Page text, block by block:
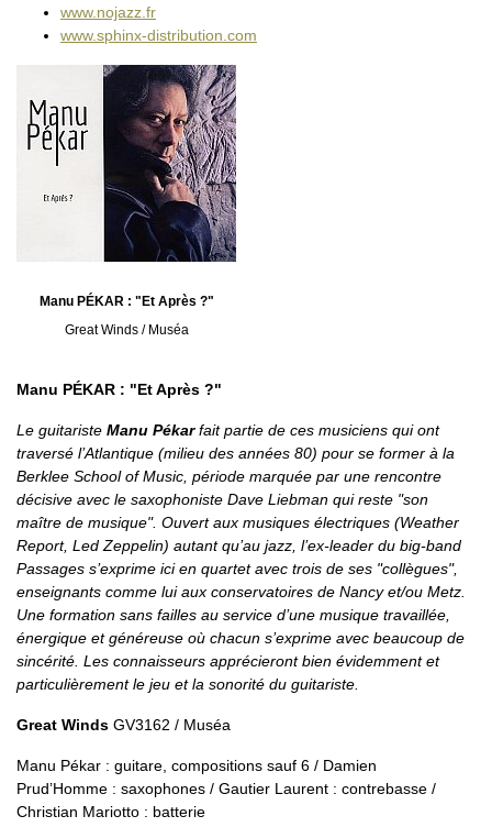
www.nojazz.fr
www.sphinx-distribution.com
Manu PÉKAR : "Et Après ?"
Great Winds / Muséa
Manu PÉKAR : "Et Après ?"
Le guitariste Manu Pékarfait partie de ces musiciens qui ont
traversé l’Atlantique (milieu des années 80) pour se former à la
Berklee School of Music, période marquée par une rencontre
décisive avec le saxophoniste Dave Liebman qui reste "son
maître de musique". Ouvert aux musiques électriques (Weather
Report, Led Zeppelin) autant qu’au jazz, l’ex-leader du big-band
Passages s’exprime ici en quartet avec trois de ses "collègues",
enseignants comme lui aux conservatoires de Nancy et/ou Metz.
Une formation sans failles au service d’une musique travaillée,
énergique et généreuse où chacun s’exprime avec beaucoup de
sincérité. Les connaisseurs apprécieront bien évidemment et
particulièrement le jeu et la sonorité du guitariste.
Great Winds GV3162 / Muséa
Manu Pékar : guitare, compositions sauf 6 / Damien
Prud’Homme : saxophones / Gautier Laurent : contrebasse /
Christian Mariotto : batterie